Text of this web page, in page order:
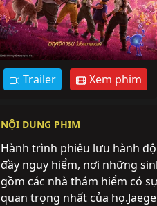
Trailer Xem phim
NỘI DUNG PHIM
Hành trình phiêu lưu hành
đầy nguy hiểm, nơi những
gồm các nhà thám hiểm có
quan trọng nhất của